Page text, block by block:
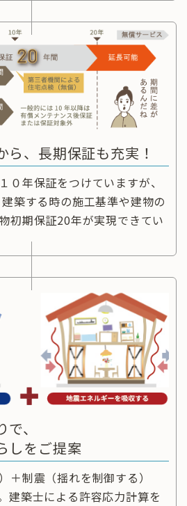
ら、長期保証も充実！
０年保証をつけていますが、
建築する時の施工基準や建物の
初期保証20年が実現できてい
、
しをご提案
＋制震（揺れを制御する）
建築士による許容応力計算を